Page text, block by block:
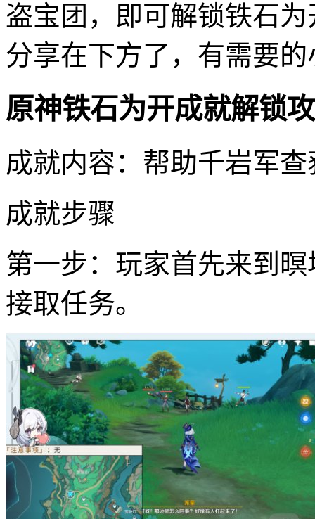
盗宝团，即可解锁铁石
分享在下方了，有需要
原神铁石为开成就解锁
成就内容：帮助千岩军
成就步骤
第一步：玩家首先来到
接取任务。